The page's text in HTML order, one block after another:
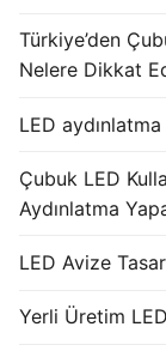
Türkiye’den
Nelere Dikkat
LED
Çubuk LED
Aydınlatma
LED Avize
Yerli Üretim